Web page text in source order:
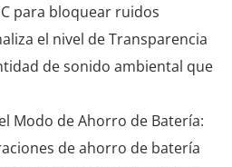
para bloquear ruidos
el nivel de Transparencia
de sonido ambiental que
Modo de Ahorro de Batería:
de ahorro de batería